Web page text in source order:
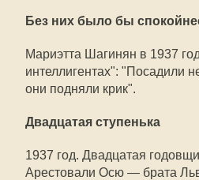
Без них было бы
Мариэтта Шагинян в 1937
интеллигентах": "Посадили
они подняли крик".
Двадцатая ступенька
1937 год. Двадцатая
Арестовали Осю — брата